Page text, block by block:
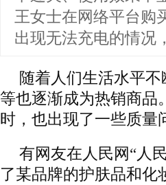
王女士在网络平台购
出现无法充电的情况
随着人们生活水平
等也逐渐成为热销商品
时，也出现了一些质量
有网友在人民网“人
了某品牌的护肤品和化